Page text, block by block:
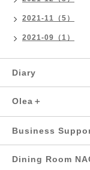
2021-11（5）
2021-09（1）
Diary
Olea＋
Business
Dining Room